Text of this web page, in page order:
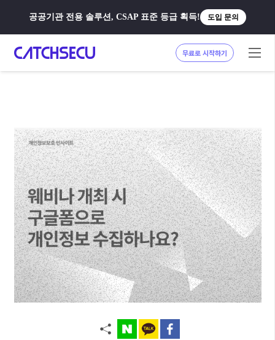
공공기관 전용 솔루션, CSAP 표준 등급 획득! 도입 문의
무료로 시작하기